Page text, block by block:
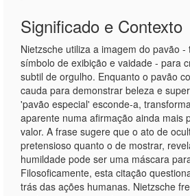
Significado e Contexto
Nietzsche utiliza a imagem do pavão
símbolo de exibição e vaidade - para
subtil de orgulho. Enquanto o pavão
cauda para demonstrar beleza e
'pavão especial' esconde-a,
aparente numa afirmação ainda mais
valor. A frase sugere que o ato de
pretensioso quanto o de mostrar,
humildade pode ser uma máscara
Filosoficamente, esta citação
trás das ações humanas. Nietzsche